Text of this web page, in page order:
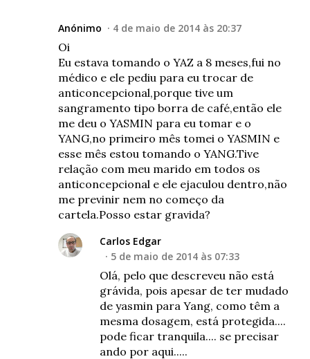
Anónimo 4 de maio de 2014 às 20:37
Oi
Eu estava tomando o YAZ a 8 meses,fui no
médico e ele pediu para eu trocar de
anticoncepcional,porque tive um
sangramento tipo borra de café,então ele
me deu o YASMIN para eu tomar e o
YANG,no primeiro mês tomei o YASMIN e
esse mês estou tomando o YANG.Tive
relação com meu marido em todos os
anticoncepcional e ele ejaculou dentro,não
me previnir nem no começo da
cartela.Posso estar gravida?
Carlos Edgar
5 de maio de 2014 às 07:33
Olá, pelo que descreveu não está
grávida, pois apesar de ter mudado
de yasmin para Yang, como têm a
mesma dosagem, está protegida....
pode ficar tranquila.... se precisar
ando por aqui.....